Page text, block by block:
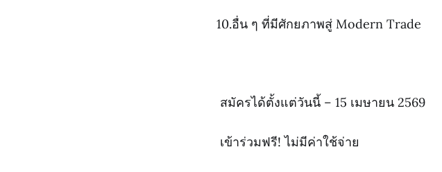
10.อื่น ๆ ที่มีศักยภาพสู่ Modern Trade
สมัครได้ตั้งแต่วันนี้ – 15 เมษายน 2569
เข้าร่วมฟรี! ไม่มีค่าใช้จ่าย